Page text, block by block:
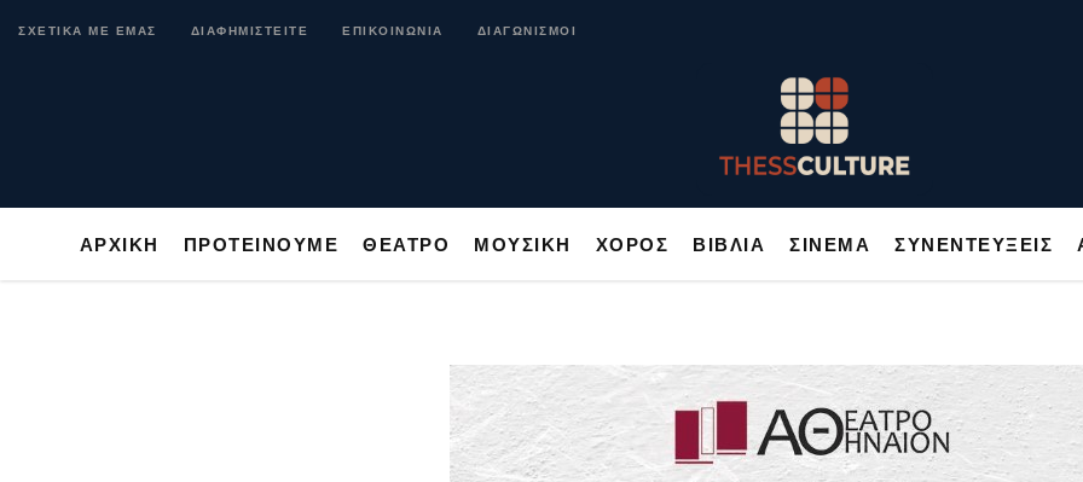
ΣΧΕΤΙΚΑ ΜΕ ΕΜΑΣ ΔΙΑΦΗΜΙΣΤΕΙΤΕ ΕΠΙΚΟΙΝΩΝΙΑ ΔΙΑΓΩΝΙΣΜΟΙ
ΑΡΧΙΚΗ ΠΡΟΤΕΙΝΟΥΜΕ ΘΕΑΤΡΟ ΜΟΥΣΙΚΗ ΧΟΡΟΣ ΒΙΒΛΙΑ ΣΙΝΕΜΑ ΣΥΝΕΝΤΕΥΞΕΙΣ
ΑΡΧΙΚΗ ΠΡΟΤΕΙΝΟΥΜΕ ΘΕΑΤΡΟ ΜΟΥΣΙΚΗ